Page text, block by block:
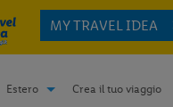
MY TRAVEL IDEA
Estero Crea il tuo viaggio